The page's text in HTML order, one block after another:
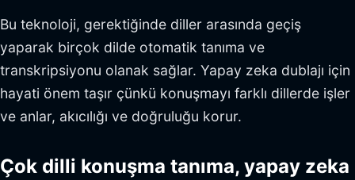
Bu teknoloji, gerektiğinde diller arasında geçiş
yaparak birçok dilde otomatik tanıma ve
transkripsiyonu olanak sağlar. Yapay zeka dublajı için
hayati önem taşır çünkü konuşmayı farklı dillerde işler
ve anlar, akıcılığı ve doğruluğu korur.
Çok dilli konuşma tanıma, yapay zeka